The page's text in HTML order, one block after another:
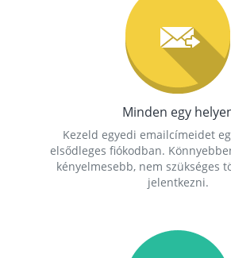
Minden egy
Kezeld egyedi emailcímeidet
elsődleges fiókodban.
kényelmesebb, nem szükséges
jelentkezni.